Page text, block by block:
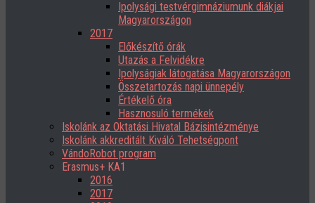
Ipolysági testvérgimnáziumunk diákjai
Magyarországon
2017
Előkészítő órák
Utazás a Felvidékre
Ipolyságiak látogatása Magyarországon
Összetartozás napi ünnepély
Értékelő óra
Hasznosuló termékek
Iskolánk az Oktatási Hivatal Bázisintézménye
Iskolánk akkreditált Kiváló Tehetségpont
VándoRobot program
Erasmus+ KA1
2016
2017